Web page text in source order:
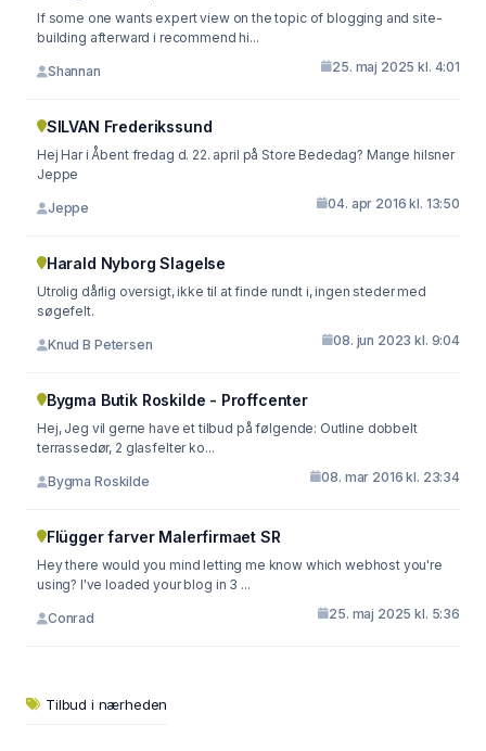
If some one wants expert view on the topic of blogging and site-
building afterward i recommend hi...
Shannan 25. maj 2025 kl. 4:01
SILVAN Frederikssund
Hej Har i Åbent fredag d. 22. april på Store Bededag? Mange hilsner
Jeppe
Jeppe 04. apr 2016 kl. 13:50
Harald Nyborg Slagelse
Utrolig dårlig oversigt, ikke til at finde rundt i, ingen steder med
søgefelt.
Knud B Petersen 08. jun 2023 kl. 9:04
Bygma Butik Roskilde - Proffcenter
Hej, Jeg vil gerne have et tilbud på følgende: Outline dobbelt
terrassedør, 2 glasfelter ko...
Bygma Roskilde 08. mar 2016 kl. 23:34
Flügger farver Malerfirmaet SR
Hey there would you mind letting me know which webhost you're
using? I've loaded your blog in 3 ...
Conrad 25. maj 2025 kl. 5:36
Tilbud i nærheden